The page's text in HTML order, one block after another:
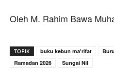
Oleh M. Rahim Bawa
TOPIK buku kebun ma'rifat
Ramadan 2026
Sungai Nil